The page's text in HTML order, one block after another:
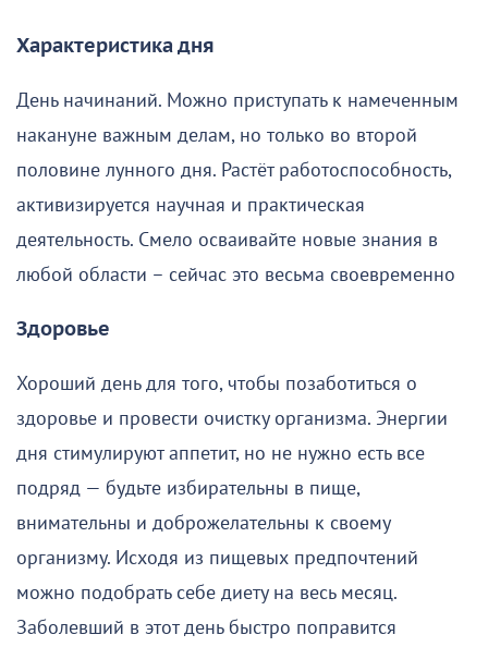
Характеристика дня
День начинаний. Можно приступать к намеченным
накануне важным делам, но только во второй
половине лунного дня. Растёт работоспособность,
активизируется научная и практическая
деятельность. Смело осваивайте новые знания в
любой области – сейчас это весьма своевременно
Здоровье
Хороший день для того, чтобы позаботиться о
здоровье и провести очистку организма. Энергии
дня стимулируют аппетит, но не нужно есть все
подряд — будьте избирательны в пище,
внимательны и доброжелательны к своему
организму. Исходя из пищевых предпочтений
можно подобрать себе диету на весь месяц.
Заболевший в этот день быстро поправится